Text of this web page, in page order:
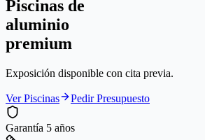
Piscinas de
aluminio
premium
Exposición disponible con cita previa.
Ver Piscinas Pedir Presupuesto
Garantía 5 años